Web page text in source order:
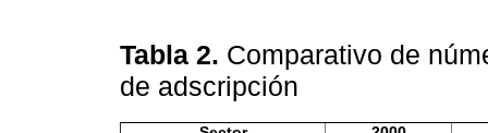
Tabla 2. Comparativo de
de adscripción